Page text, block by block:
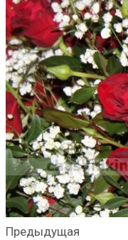
Предыдущая